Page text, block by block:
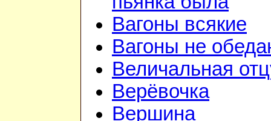
Вагоны всякие
Вагоны не
Величальная
Верёвочка
Вершина